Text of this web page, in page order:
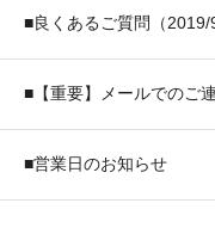
■良くあるご質問（2019/
■【重要】メールでのご
■営業日のお知らせ